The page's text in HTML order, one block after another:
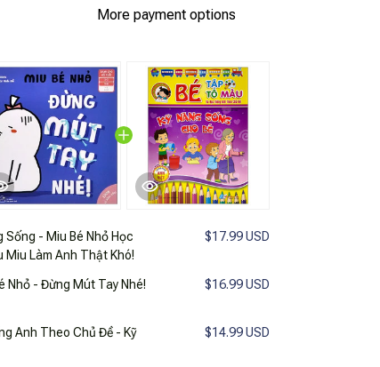
More payment options
Sống - Miu Bé Nhỏ Học
Làm Anh Thật Khó!
$17.99 USD
Nhỏ - Đừng Mút Tay Nhé!
$16.99 USD
Anh Theo Chủ Đề - Kỹ
$14.99 USD